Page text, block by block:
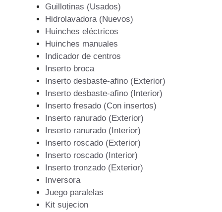
Guillotinas (Usados)
Hidrolavadora (Nuevos)
Huinches eléctricos
Huinches manuales
Indicador de centros
Inserto broca
Inserto desbaste-afino (Exterior)
Inserto desbaste-afino (Interior)
Inserto fresado (Con insertos)
Inserto ranurado (Exterior)
Inserto ranurado (Interior)
Inserto roscado (Exterior)
Inserto roscado (Interior)
Inserto tronzado (Exterior)
Inversora
Juego paralelas
Kit sujecion